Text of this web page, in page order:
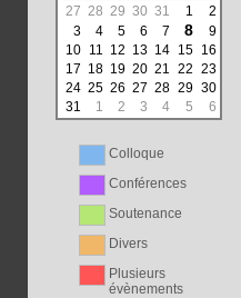
27 28 29 30 31 1
2
3
4 5 6 7 8
9
10 11 12 13 14 15 16
17 18 19 20 21 22 23
24 25 26 27 28 29 30
31
1 2 3 4 5 6
Colloque
Conférences
Soutenance
Divers
Plusieurs
évènements